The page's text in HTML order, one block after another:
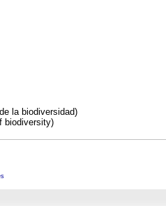
la biodiversidad)
biodiversity)